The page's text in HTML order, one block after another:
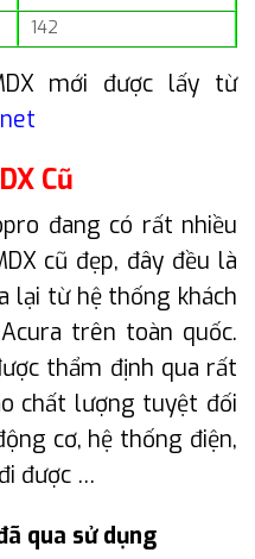
142
mới được lấy từ
Cũ
đang có rất nhiều
cũ đẹp, đây đều là
lại từ hệ thống khách
trên toàn quốc.
thẩm định qua rất
chất lượng tuyệt đối
cơ, hệ thống điện,
được …
qua sử dụng